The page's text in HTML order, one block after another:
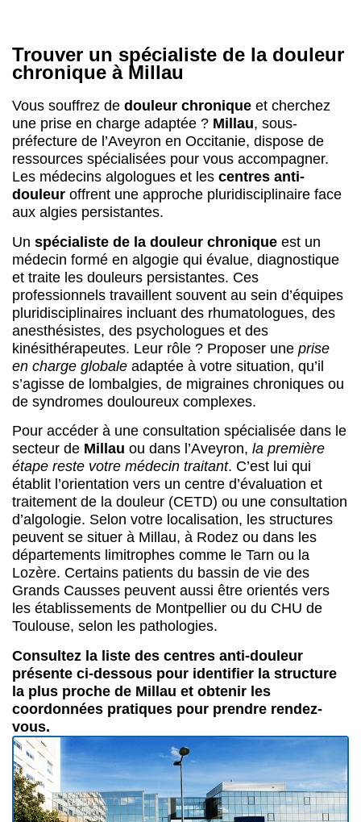
Trouver un spécialiste de la douleur
chronique à Millau
Vous souffrez de douleur chronique et cherchez
une prise en charge adaptée ? Millau, sous-
préfecture de l’Aveyron en Occitanie, dispose de
ressources spécialisées pour vous accompagner.
Les médecins algologues et les centres anti-
douleur offrent une approche pluridisciplinaire face
aux algies persistantes.
Un spécialiste de la douleur chronique est un
médecin formé en algogie qui évalue, diagnostique
et traite les douleurs persistantes. Ces
professionnels travaillent souvent au sein d’équipes
pluridisciplinaires incluant des rhumatologues, des
anesthésistes, des psychologues et des
kinésithérapeutes. Leur rôle ? Proposer une prise
en charge globale adaptée à votre situation, qu’il
s’agisse de lombalgies, de migraines chroniques ou
de syndromes douloureux complexes.
Pour accéder à une consultation spécialisée dans le
secteur de Millau ou dans l’Aveyron, la première
étape reste votre médecin traitant. C’est lui qui
établit l’orientation vers un centre d’évaluation et
traitement de la douleur (CETD) ou une consultation
d’algologie. Selon votre localisation, les structures
peuvent se situer à Millau, à Rodez ou dans les
départements limitrophes comme le Tarn ou la
Lozère. Certains patients du bassin de vie des
Grands Causses peuvent aussi être orientés vers
les établissements de Montpellier ou du CHU de
Toulouse, selon les pathologies.
Consultez la liste des centres anti-douleur
présente ci-dessous pour identifier la structure
la plus proche de Millau et obtenir les
coordonnées pratiques pour prendre rendez-
vous.